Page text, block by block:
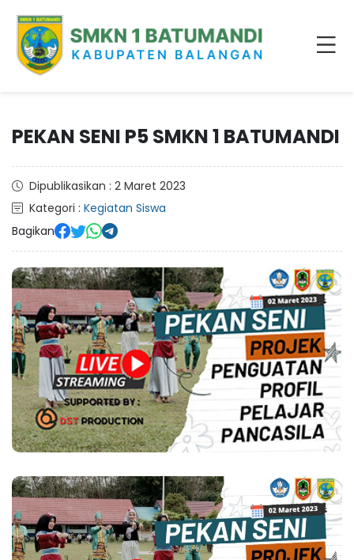
PEKAN SENI P5 SMKN 1 BATUMANDI
Dipublikasikan : 2 Maret 2023
Kategori : Kegiatan Siswa
Bagikan